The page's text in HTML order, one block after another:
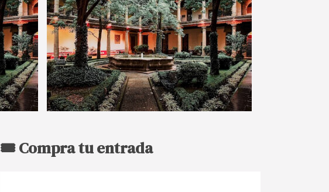
🎟️ Compra tu entrada